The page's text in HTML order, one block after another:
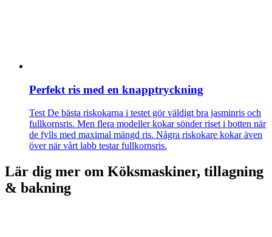
Perfekt ris med en knapptryckning
Test De bästa riskokarna i testet gör väldigt bra jasminris och
fullkornsris. Men flera modeller kokar sönder riset i botten när
de fylls med maximal mängd ris. Några riskokare kokar även
över när vårt labb testar fullkornsris.
Lär dig mer om Köksmaskiner, tillagning
& bakning